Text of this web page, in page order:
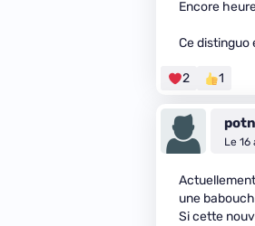
Encore
Ce distinguo
2 1
potn
Le 16
une
Si cette